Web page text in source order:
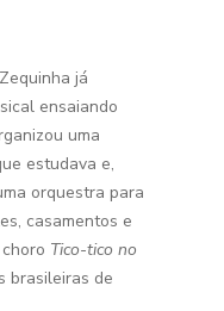
já
ensaiando
uma
estudava e,
orquestra para
casamentos e
Tico-tico no
brasileiras de